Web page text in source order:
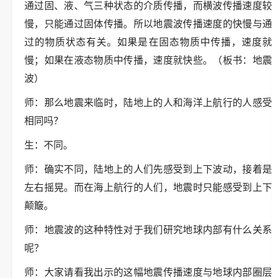
通过固、液、气三种状态的介质传播，而横波传播速度较
慢，只能通过固体传播。所以地震波传播速度的快慢与通
过的物质状态有关。如果是在固态物质中传播，速度就
慢；如果在液态物质中传播，速度就快些。（板书：地震
波）
师：那么地震来临时，陆地上的人和海洋上航行的人感受
相同吗？
生：不同。
师：确实不同，陆地上的人们先感受到上下波动，接着是
左右摇晃。而在海上航行的人们，地震时只能感受到上下
颠簸。
师：地震波的这种特性对于我们研究地球内部有什么关系
呢？
师：大家请看我出示的这幅地震传播速度与地球内部圈层